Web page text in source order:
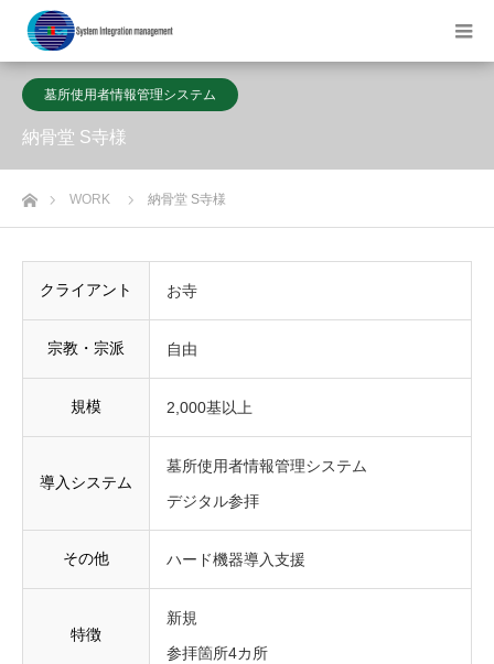
墓所使用者情報管理システム
納骨堂 S寺様
ホームWORK 納骨堂 S寺様
クライアント お寺
宗教・宗派 自由
規模 2,000基以上
導入システム
墓所使用者情報管理システム
デジタル参拝
その他 ハード機器導入支援
特徴
新規
参拝箇所4カ所